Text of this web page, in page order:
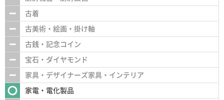
古着
古美術・絵画・掛け軸
古銭・記念コイン
宝石・ダイヤモンド
家具・デザイナーズ家具・インテリア
家電・電化製品